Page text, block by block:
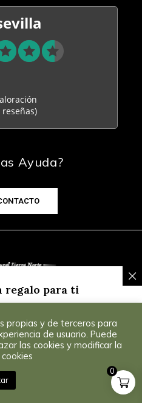
reseñas)
Ayuda?
regalo para ti
compra.Consultar
.
propias y de terceros para
de usuario. Puede
las cookies y modificar la
0